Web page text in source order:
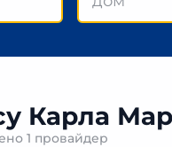
Карла
1 провайдер